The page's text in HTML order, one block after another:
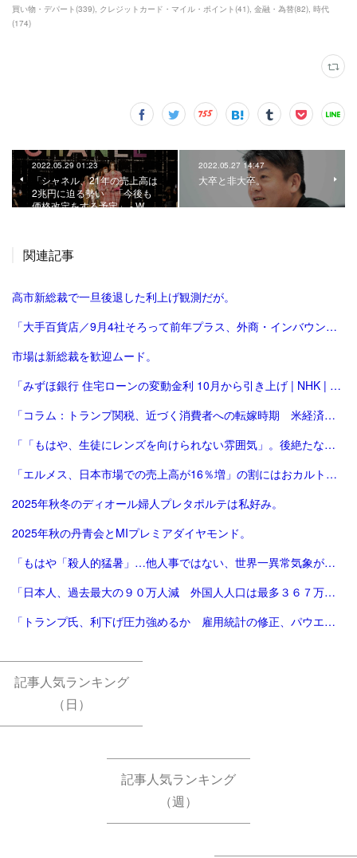
買い物・デパート(339) クレジットカード・マイル・ポイント(41) 金融・為替(82) 時代
(174)
2022.05.29 01:23
「シャネル、21年の売上高は
2兆円に迫る勢い 「今後も
価格改定をする予定」 - W…
2022.05.27 14:47
大卒と非大卒。
関連記事
高市新総裁で一旦後退した利上げ観測だが。
「大手百貨店／9月4社そろって前年プラス、外商・インバウンド好調 | 流通ニュース」
市場は新総裁を歓迎ムード。
「みずほ銀行 住宅ローンの変動金利 10月から引き上げ | NHK | 金融」
「コラム：トランプ関税、近づく消費者への転嫁時期 米経済にどう影響 | ロイター」
「「もはや、生徒にレンズを向けられない雰囲気」。後絶たない教員による盗撮、現場に波紋――運動会や修学旅行控え、先生が萎縮するワケ | 鹿児島のニュース | 南日本新聞デジタル」
「エルメス、日本市場での売上高が16％増」の割にはおカルト系（笑）は減った気がする。
2025年秋冬のディオール婦人プレタポルテは私好み。
2025年秋の丹青会とMIプレミアダイヤモンド。
「もはや「殺人的猛暑」…他人事ではない、世界一異常気象が発生する国とは？ | ニュースな本 | ダイヤモンド・オンライン」
「日本人、過去最大の９０万人減 外国人人口は最多３６７万人―総務省：時事ドットコム」
「トランプ氏、利下げ圧力強めるか 雇用統計の修正、パウエル氏に逆風 [トランプ再来][トランプ関税]：朝日新聞」
記事人気ランキング
（日）
記事人気ランキング
（週）